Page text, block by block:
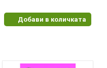
Добави в количката